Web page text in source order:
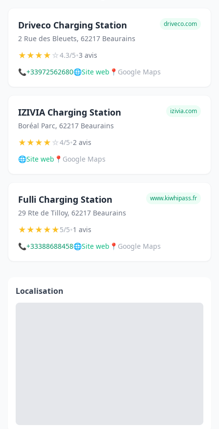
Driveco Charging Station
2 Rue des Bleuets, 62217 Beaurains
driveco.com
★★★★☆4.3/5•3 avis
📞+33972562680🌐Site web 📍 Google Maps
IZIVIA Charging Station
Boréal Parc, 62217 Beaurains
izivia.com
★★★★☆4/5•2 avis
🌐Site web 📍 Google Maps
Fulli Charging Station
29 Rte de Tilloy, 62217 Beaurains
www.kiwhipass.fr
★★★★★5/5•1 avis
📞+33388688458🌐Site web 📍 Google Maps
Localisation